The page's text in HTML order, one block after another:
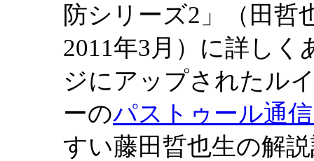
防シリーズ2」（田
2011年3月）に詳し
ジにアップされたル
ーのパストゥール通
すい藤田晢也生の解